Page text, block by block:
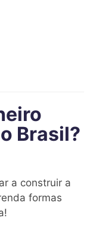
Brasil?
a construir a
formas